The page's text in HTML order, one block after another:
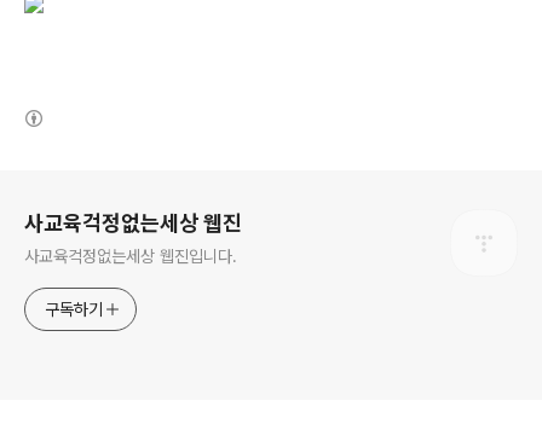
사교육걱정없는세상 웹진
사교육걱정없는세상 웹진입니다.
구독하기